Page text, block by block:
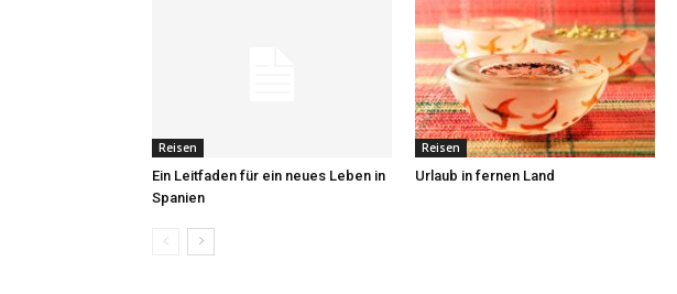
Reisen
Ein Leitfaden für ein neues Leben in
Spanien
Reisen
Urlaub in fernen Land